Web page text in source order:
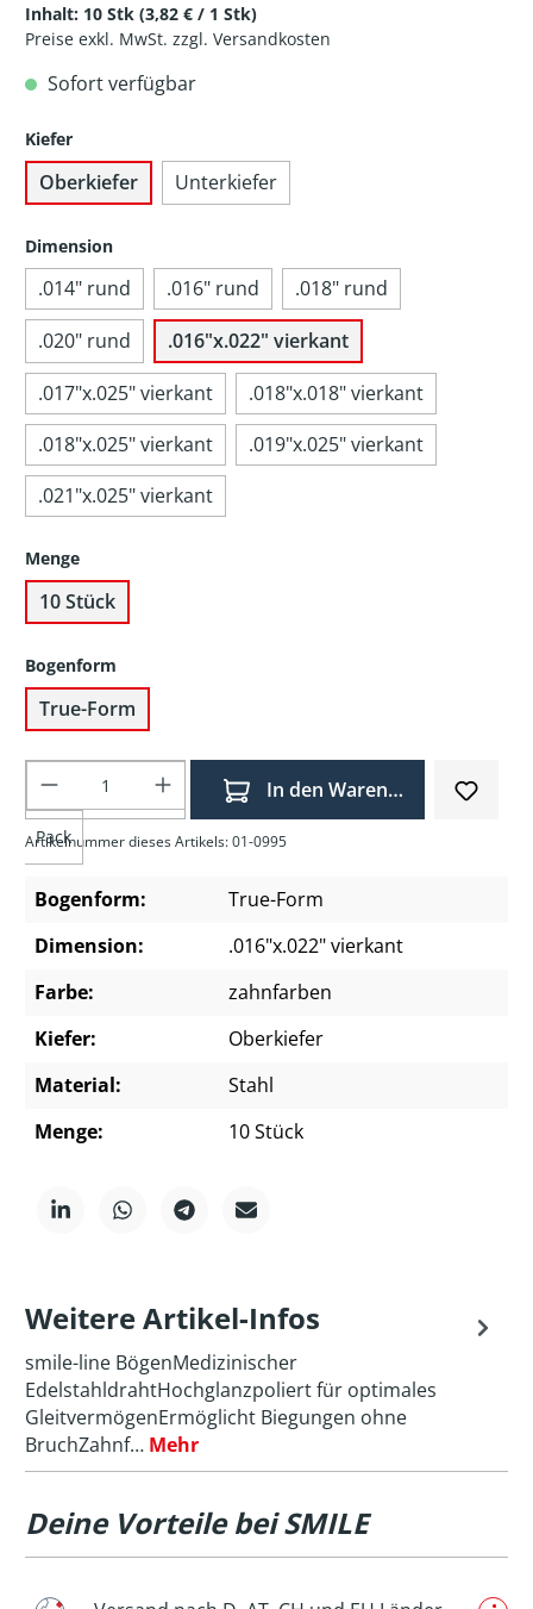
Inhalt: 10 Stk (3,82 € / 1 Stk)
Preise exkl. MwSt. zzgl. Versandkosten
Sofort verfügbar
Kiefer
Oberkiefer Unterkiefer
Dimension
.014" rund .016" rund
.018" rund
.020" rund
.016"x.022" vierkant
.017"x.025" vierkant
.018"x.018" vierkant
.018"x.025" vierkant
.019"x.025" vierkant
.021"x.025" vierkant
Menge
10 Stück
Bogenform
True-Form
Produkt Anzahl: Gib den gewünschten
Pack
In den Warenkorb
Artikelnummer dieses Artikels: 01-0995
Bogenform:
True-Form
Dimension:
.016"x.022" vierkant
Farbe:
zahnfarben
Kiefer:
Oberkiefer
Material:
Stahl
Menge:
10 Stück
Weitere Artikel-Infos
smile-line BögenMedizinischer
EdelstahldrahtHochglanzpoliert für optimales
GleitvermögenErmöglicht Biegungen ohne
BruchZahnf… Mehr
Deine Vorteile bei SMILE